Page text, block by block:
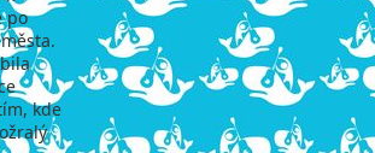
po
kde